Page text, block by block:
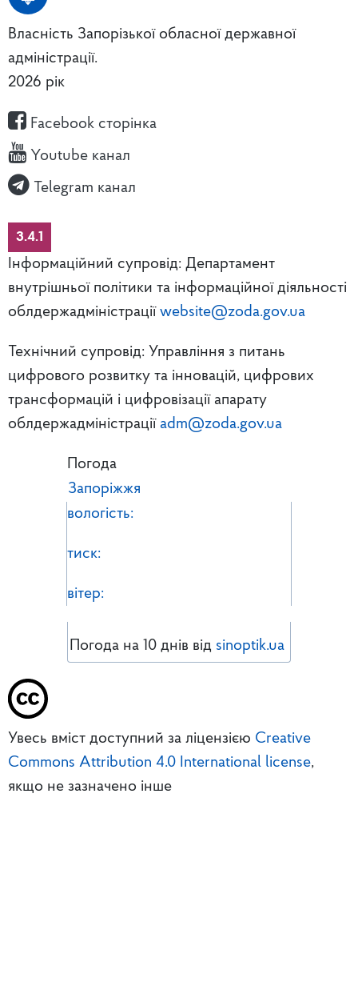
Власність Запорізької обласної державної
адміністрації.
2026 рік
Facebook сторінка
Youtube канал
Telegram канал
3.4.1
Інформаційний супровід: Департамент
внутрішньої політики та інформаційної діяльності
облдержадміністрації website@zoda.gov.ua
Технічний супровід: Управління з питань
цифрового розвитку та інновацій, цифрових
трансформацій і цифровізації апарату
облдержадміністрації adm@zoda.gov.ua
Погода
Запоріжжя
вологість:
тиск:
вітер:
Погода на 10 днів від sinoptik.ua
Увесь вміст доступний за ліцензією Creative
Commons Attribution 4.0 International license,
якщо не зазначено інше